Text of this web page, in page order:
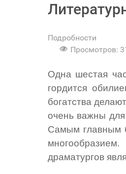
Подробности
Просмотров:
Одна шестая
гордится
богатства
очень важны
Самым главным
многообразием.
драматургов